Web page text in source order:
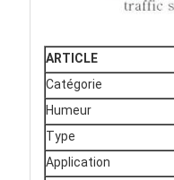
ARTICLE
Catégorie
Humeur
Type
Application